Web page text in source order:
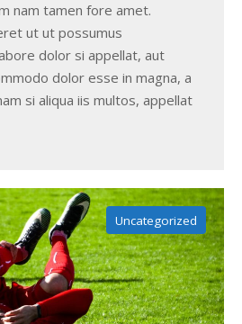
nam tamen fore amet.
ut ut possumus
dolor si appellat, aut
dolor esse in magna, a
si aliqua iis multos, appellat
Uncategorized